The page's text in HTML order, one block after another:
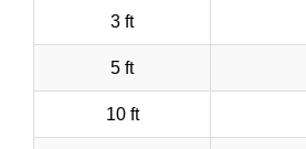
3 ft
5 ft
10 ft